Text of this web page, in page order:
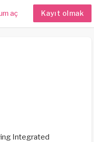
aç Kayıt olmak
Integrated